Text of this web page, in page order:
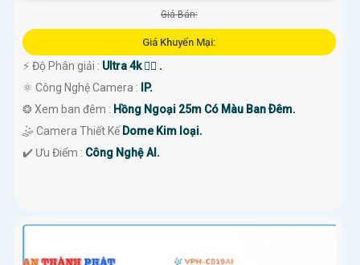
Giá Bán:
Giá Khuyến Mại:
️⚡ Độ Phân giải : Ultra 4k 👍🏾 .
⚛️ Công Nghệ Camera :
IP.
❂ Xem ban đêm : Hồng Ngoại 25m Có Màu Ban Ðêm.
🤹 Camera Thiết Kế Dome Kim loại.
️✔️ Ưu Điểm : Công Nghệ AI.